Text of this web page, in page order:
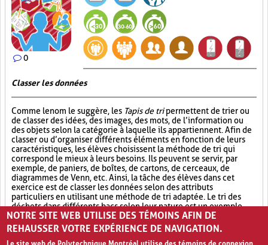
0
Classer les données
Comme le nom le suggère, les Tapis de tripermettent de trier ou
de classer des idées, des images, des mots, de l’information ou
des objets selon la catégorie à laquelle ils appartiennent. Afin de
classer ou d’organiser différents éléments en fonction de leurs
caractéristiques, les élèves choisissent la méthode de tri qui
correspond le mieux à leurs besoins. Ils peuvent se servir, par
exemple, de paniers, de boîtes, de cartons, de cerceaux, de
diagrammes de Venn, etc. Ainsi, la tâche des élèves dans cet
exercice est de classer les données selon des attributs
particuliers en utilisant une méthode de tri adaptée. Le tri des
déchets dans différents bacs selon leur nature est un exemple
d’activité correspondant aux Tapis de tri. Cette formule
pédagogique est bénéfique pour l’apprentissage, notamment
chez les élèves plus visuels ou tactiles.
NOTRE SITE WEB UTILISE DES TÉMOINS AFIN DE
REHAUSSER VOTRE EXPÉRIENCE DE NAVIGATION.